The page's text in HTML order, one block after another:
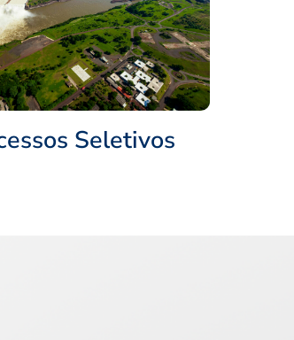
Seletivos